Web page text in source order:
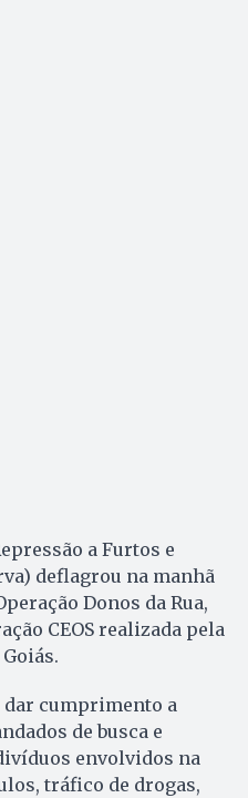
a Furtos e
deflagrou na manhã
Donos da Rua,
CEOS realizada pela
dar cumprimento a
de busca e
envolvidos na
tráfico de drogas,